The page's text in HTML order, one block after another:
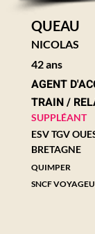
QUEAU
NICOLAS
42 ans
SUPPLÉANT
AGENT
TRAIN /
ESV TGV
BRETAGNE
QUIMPER
SNCF